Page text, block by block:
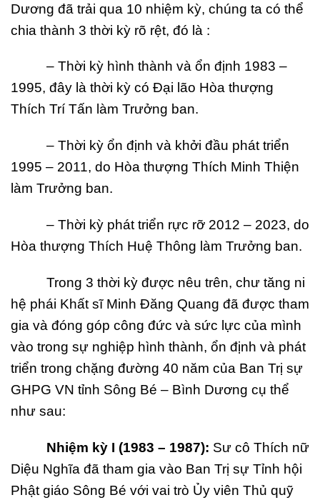
Dương đã trải qua 10 nhiệm kỳ, chúng ta có thể
chia thành 3 thời kỳ rõ rệt, đó là :
– Thời kỳ hình thành và ổn định 1983 –
1995, đây là thời kỳ có Đại lão Hòa thượng
Thích Trí Tấn làm Trưởng ban.
– Thời kỳ ổn định và khởi đầu phát triển
1995 – 2011, do Hòa thượng Thích Minh Thiện
làm Trưởng ban.
– Thời kỳ phát triển rực rỡ 2012 – 2023, do
Hòa thượng Thích Huệ Thông làm Trưởng ban.
Trong 3 thời kỳ được nêu trên, chư tăng ni
hệ phái Khất sĩ Minh Đăng Quang đã được tham
gia và đóng góp công đức và sức lực của mình
vào trong sự nghiệp hình thành, ổn định và phát
triển trong chặng đường 40 năm của Ban Trị sự
GHPG VN tỉnh Sông Bé – Bình Dương cụ thể
như sau:
Nhiệm kỳ I (1983 – 1987): Sư cô Thích nữ
Diệu Nghĩa đã tham gia vào Ban Trị sự Tỉnh hội
Phật giáo Sông Bé với vai trò Ủy viên Thủ quỹ